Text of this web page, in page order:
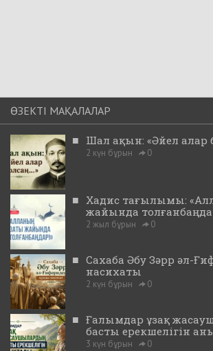
ӨЗЕКТІ МАҚАЛАЛАР
■ Шал ақын: «Әйел алар
2 күн бұрын 0
■ Хадис тағылымы:
жайында
2 жыл бұрын 0
■ Сахаба Әбу Зәрр әл-
насихаты
2 күн бұрын 0
■ Ғалымдар ұзақ
басты ерекшелігін
3 күн бұрын 0